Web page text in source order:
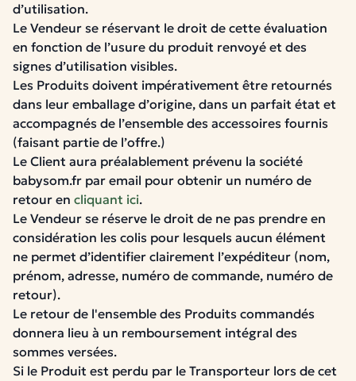
d’utilisation.
Le Vendeur se réservant le droit de cette évaluation
en fonction de l’usure du produit renvoyé et des
signes d’utilisation visibles.
Les Produits doivent impérativement être retournés
dans leur emballage d’origine, dans un parfait état et
accompagnés de l’ensemble des accessoires fournis
(faisant partie de l’offre.)
Le Client aura préalablement prévenu la société
babysom.fr par email pour obtenir un numéro de
retour en cliquant ici.
Le Vendeur se réserve le droit de ne pas prendre en
considération les colis pour lesquels aucun élément
ne permet d’identifier clairement l’expéditeur (nom,
prénom, adresse, numéro de commande, numéro de
retour).
Le retour de l'ensemble des Produits commandés
donnera lieu à un remboursement intégral des
sommes versées.
Si le Produit est perdu par le Transporteur lors de cet